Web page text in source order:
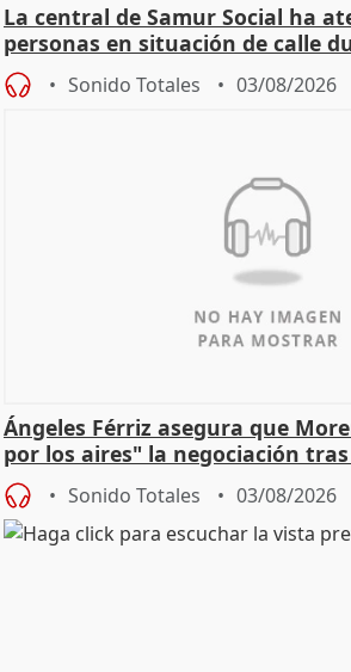
La central de Samur Social ha
personas en situación de calle
de Calor
Sonido Totales 03/08/2026
Ángeles Férriz asegura que
por los aires" la negociación
SMA
Sonido Totales 03/08/2026